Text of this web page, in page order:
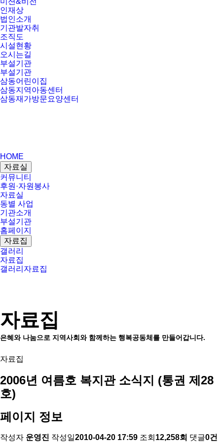
인재상
법인소개
기관발자취
조직도
시설현황
오시는길
부설기관
부설기관
삼동어린이집
삼동지역아동센터
삼동재가방문요양센터
HOME
자료실
커뮤니티
후원·자원봉사
자료실
동별 사업
기관소개
부설기관
홈페이지
자료집
갤러리
자료집
갤러리 자료집
자료집
은혜와 나눔으로 지역사회와 함께하는 행복공동체를 만들어갑니다.
자료집
2006년 여름호 복지관 소식지 (통권 제28
호)
페이지 정보
작성자 운영진 작성일2010-04-20 17:59 조회 12,258회 댓글0건